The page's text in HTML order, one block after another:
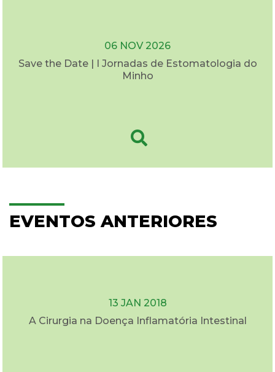
06 NOV 2026
Save the Date | I Jornadas de Estomatologia do
Minho
EVENTOS ANTERIORES
13 JAN 2018
A Cirurgia na Doença Inflamatória Intestinal